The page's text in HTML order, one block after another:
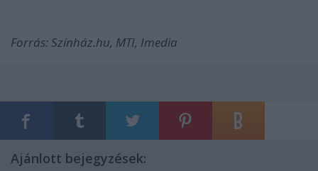
Forrás: Színház.hu, MTI, Imedia
Ajánlott bejegyzések: